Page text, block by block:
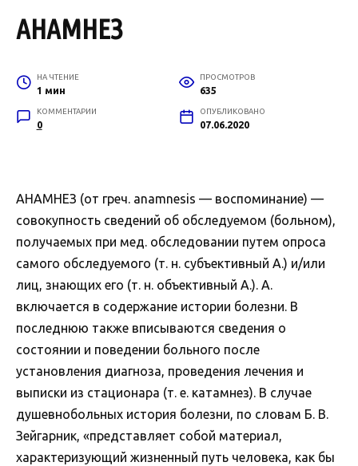
АНАМНЕЗ
НА ЧТЕНИЕ
1 мин
ПРОСМОТРОВ
635
КОММЕНТАРИИ
0
ОПУБЛИКОВАНО
07.06.2020
АНАМНЕЗ (от греч. anamnesis — воспоминание) —
совокупность сведений об обследуемом (больном),
получаемых при мед. обследовании путем опроса
самого обследуемого (т. н. субъективный А.) и/или
лиц, знающих его (т. н. объективный А.). А.
включается в содержание истории болезни. В
последнюю также вписываются сведения о
состоянии и поведении больного после
установления диагноза, проведения лечения и
выписки из стационара (т. е. катамнез). В случае
душевнобольных история болезни, по словам Б. В.
Зейгарник, «представляет собой материал,
характеризующий жизненный путь человека, как бы